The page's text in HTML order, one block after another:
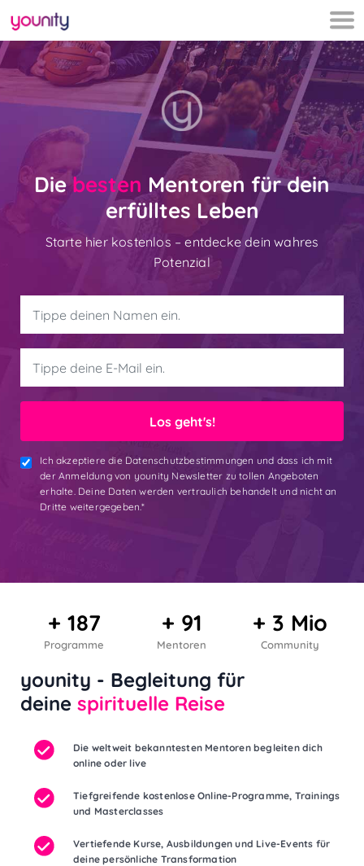
Diebesten Mentoren für dein
erfülltes Leben
Starte hier kostenlos – entdecke dein wahres
Potenzial
Los geht's!
Ich akzeptiere die Datenschutzbestimmungen und dass ich mit
der Anmeldung von younity Newsletter zu tollen Angeboten
erhalte. Deine Daten werden vertraulich behandelt und nicht an
Dritte weitergegeben.*
younity - Begleitung für
deine spirituelle Reise
Die weltweit bekanntesten Mentoren begleiten dich
online oder live
Tiefgreifende kostenlose Online-Programme, Trainings
und Masterclasses
Vertiefende Kurse, Ausbildungen und Live-Events für
deine persönliche Transformation
+ 187
Programme
+ 91
Mentoren
+ 3 Mio
Community